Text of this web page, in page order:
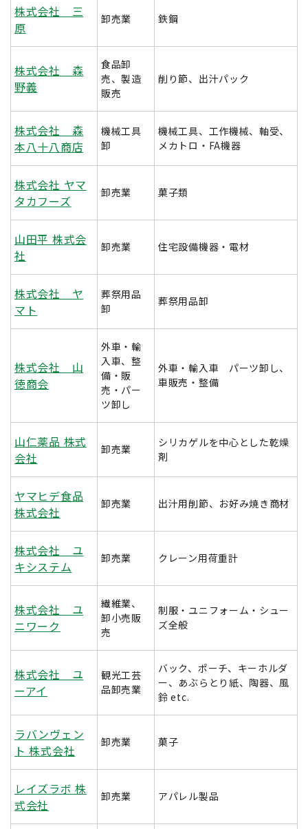
株式会社 三
原
卸売業 鉄鋼
株式会社 森
野義
食品卸
売、製造
販売
削り節、出汁パック
株式会社 森
本八十八商店
機械工具
卸
機械工具、工作機械、軸受、
メカトロ・FA機器
株式会社 ヤマ
タカフーズ
卸売業 菓子類
山田平 株式会
社
卸売業 住宅設備機器・電材
株式会社 ヤ
マト
葬祭用品
卸
葬祭用品卸
株式会社 山
徳商会
外車・輸
入車、整
備・販
売・パー
ツ卸し
外車・輸入車 パーツ卸し、
車販売・整備
山仁薬品 株式
会社
卸売業
シリカゲルを中心とした乾燥
剤
ヤマヒデ食品
株式会社
卸売業 出汁用削節、お好み焼き商材
株式会社 ユ
キシステム
卸売業 クレーン用荷重計
株式会社 ユ
ニワーク
繊維業、
卸小売販
売
制服・ユニフォーム・シュー
ズ全般
株式会社 ユ
ーアイ
観光工芸
品卸売業
バック、ポーチ、キーホルダ
ー、あぶらとり紙、陶器、風
鈴 etc.
ラバンヴェン
ト 株式会社
卸売業 菓子
レイズラボ 株
式会社
卸売業 アパレル製品